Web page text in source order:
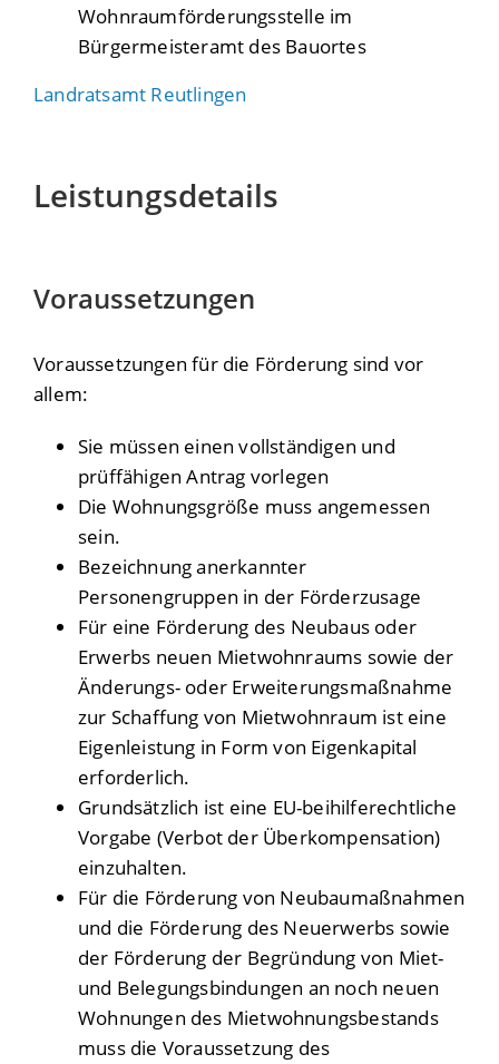
Wohnraumförderungsstelle im
Bürgermeisteramt des Bauortes
Landratsamt Reutlingen
Leistungsdetails
Voraussetzungen
Voraussetzungen für die Förderung sind vor
allem:
Sie müssen einen vollständigen und
prüffähigen Antrag vorlegen
Die Wohnungsgröße muss angemessen
sein.
Bezeichnung anerkannter
Personengruppen in der Förderzusage
Für eine Förderung des Neubaus oder
Erwerbs neuen Mietwohnraums sowie der
Änderungs- oder Erweiterungsmaßnahme
zur Schaffung von Mietwohnraum ist eine
Eigenleistung in Form von Eigenkapital
erforderlich.
Grundsätzlich ist eine EU-beihilferechtliche
Vorgabe (Verbot der Überkompensation)
einzuhalten.
Für die Förderung von Neubaumaßnahmen
und die Förderung des Neuerwerbs sowie
der Förderung der Begründung von Miet-
und Belegungsbindungen an noch neuen
Wohnungen des Mietwohnungsbestands
muss die Voraussetzung des